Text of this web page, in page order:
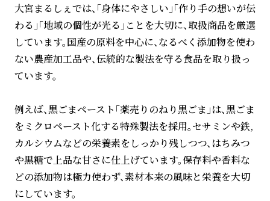
大宮まるしぇでは、「身体にやさしい」「作り手の想いが伝
わる」「地域の個性が光る」ことを大切に、取扱商品を厳選
しています。国産の原料を中心に、なるべく添加物を使わ
ない農産加工品や、伝統的な製法を守る食品を取り扱っ
ています。
例えば、黒ごまペースト「薬売りのねり黒ごま」は、黒ごま
をミクロペースト化する特殊製法を採用。セサミンや鉄,
カルシウムなどの栄養素をしっかり残しつつ、はちみつ
や黒糖で上品な甘さに仕上げています。保存料や香料な
どの添加物は極力使わず、素材本来の風味と栄養を大切
にしています。